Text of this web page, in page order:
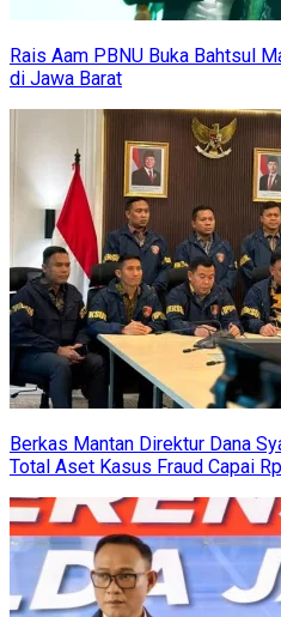
Rais Aam PBNU Buka Bahtsul
di Jawa Barat
Berkas Mantan Direktur Dana
Total Aset Kasus Fraud Capai